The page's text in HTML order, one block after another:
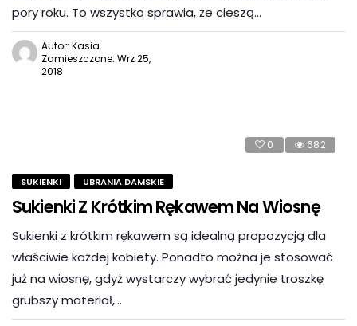
pory roku. To wszystko sprawia, że cieszą…
Autor: Kasia
Zamieszczone: Wrz 25,
2018
0 682
SUKIENKI UBRANIA DAMSKIE
Sukienki Z Krótkim Rękawem Na Wiosnę
Sukienki z krótkim rękawem są idealną propozycją dla
właściwie każdej kobiety. Ponadto można je stosować
już na wiosnę, gdyż wystarczy wybrać jedynie troszkę
grubszy materiał,…